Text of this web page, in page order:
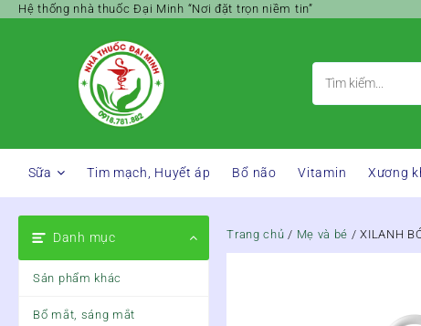
SkipHệ thống nhà thuốc Đại Minh “Nơi đặt trọn niềm tin”
Sữa Tim mạch, Huyết áp Bổ não Vitamin Xương
Danh mục
Sản phẩm khác
Bổ mắt, sáng mắt
Trang chủ / Mẹ và bé / XILANH